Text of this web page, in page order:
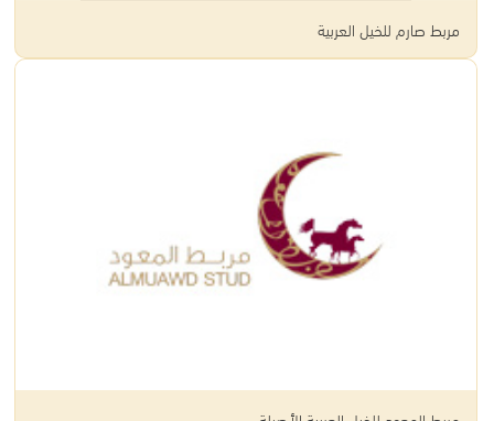
مربط صارم للخيل العربية